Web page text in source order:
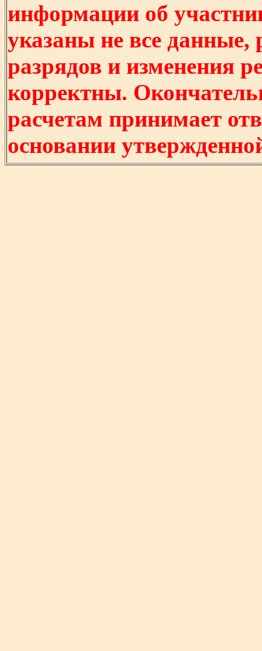
информации об
указаны не все
разрядов и изменения
корректны.
расчетам принимает
основании